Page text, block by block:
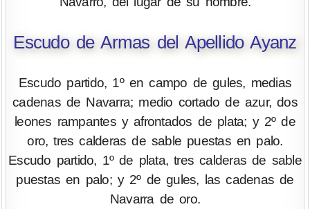
Escudo de Armas del Apellido Ayanz
Escudo partido, 1º en campo de gules, medias
cadenas de Navarra; medio cortado de azur, dos
leones rampantes y afrontados de plata; y 2º de
oro, tres calderas de sable puestas en palo.
Escudo partido, 1º de plata, tres calderas de sable
puestas en palo; y 2º de gules, las cadenas de
Navarra de oro.